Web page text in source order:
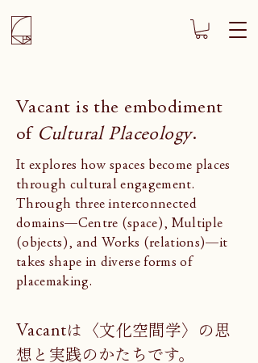
Vacant is the embodiment
of Cultural Placeology.
It explores how spaces become places
through cultural engagement.
Through three interconnected
domains—Centre (space), Multiple
(objects), and Works (relations)—it
takes shape in diverse forms of
placemaking.
Vacantは〈文化空間学〉の思
想と実践のかたちです。